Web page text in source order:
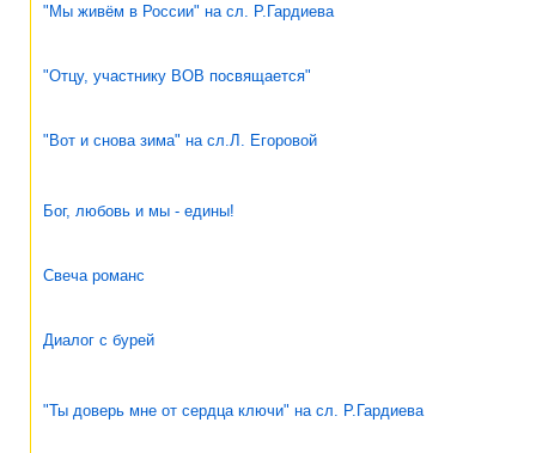
"Мы живём в России" на сл. Р.Гардиева
"Отцу, участнику ВОВ посвящается"
"Вот и снова зима" на сл.Л. Егоровой
Бог, любовь и мы - едины!
Свеча романс
Диалог с бурей
"Ты доверь мне от сердца ключи" на сл. Р.Гардиева